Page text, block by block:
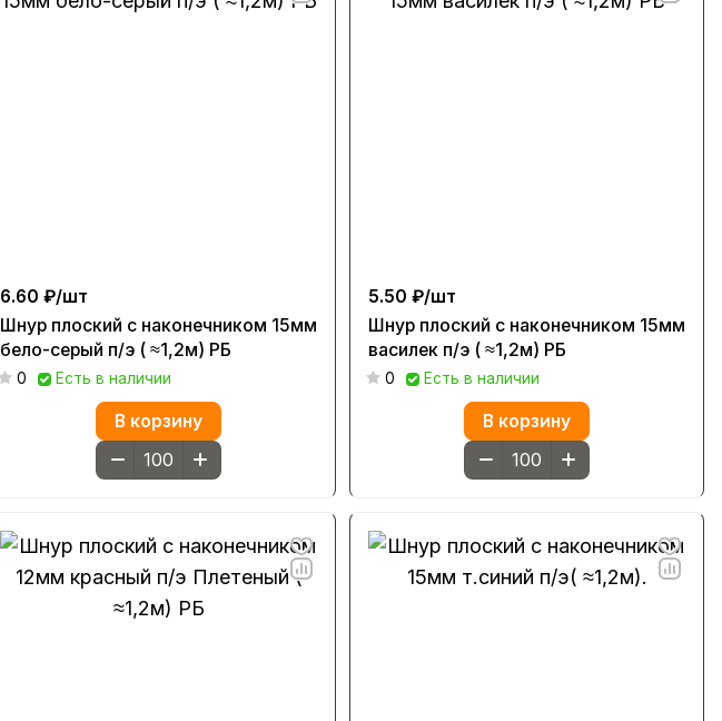
6.60 ₽/шт
Шнур плоский с наконечником 15мм
бело-серый п/э ( ≈1,2м) РБ
0 Есть в наличии
В корзину
5.50 ₽/шт
Шнур плоский с наконечником 15мм
василек п/э ( ≈1,2м) РБ
0 Есть в наличии
В корзину